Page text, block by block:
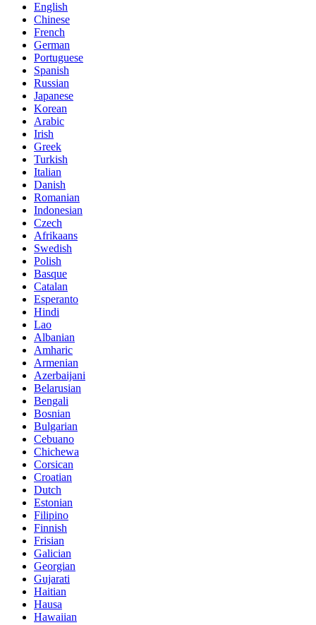
English
Chinese
French
German
Portuguese
Spanish
Russian
Japanese
Korean
Arabic
Irish
Greek
Turkish
Italian
Danish
Romanian
Indonesian
Czech
Afrikaans
Swedish
Polish
Basque
Catalan
Esperanto
Hindi
Lao
Albanian
Amharic
Armenian
Azerbaijani
Belarusian
Bengali
Bosnian
Bulgarian
Cebuano
Chichewa
Corsican
Croatian
Dutch
Estonian
Filipino
Finnish
Frisian
Galician
Georgian
Gujarati
Haitian
Hausa
Hawaiian